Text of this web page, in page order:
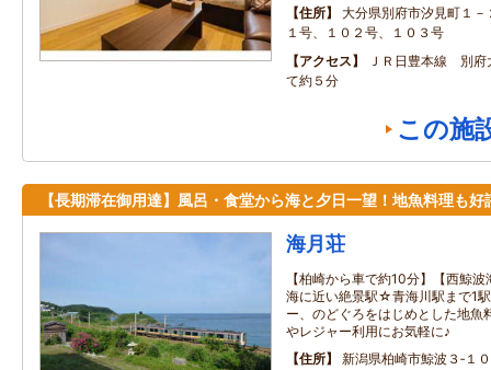
住所
大分県別府市汐見町１
１号、１０２号、１０３号
アクセス
ＪＲ日豊本線 別府
て約５分
この施
【長期滞在御用達】風呂・食堂から海と夕日一望！地魚料理も好
海月荘
【柏崎から車で約10分】【西鯨
海に近い絶景駅☆青海川駅まで1
ー、のどぐろをはじめとした地魚
やレジャー利用にお気軽に♪
住所
新潟県柏崎市鯨波３‐１